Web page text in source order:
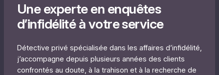
Une experte en enquêtes
d’infidélité à votre service
Détective privé spécialisée dans les affaires d’infidélité,
j’accompagne depuis plusieurs années des clients
confrontés au doute, à la trahison et à la recherche de